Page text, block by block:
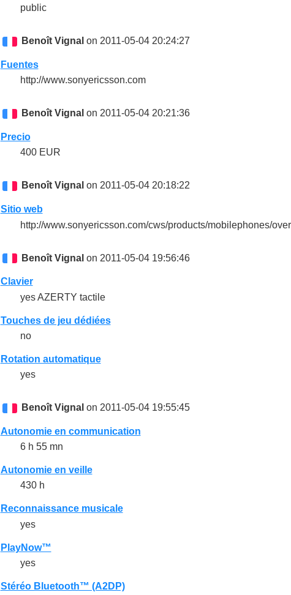
public
Benoît Vignal on 2011-05-04 20:24:27
Fuentes
http://www.sonyericsson.com
Benoît Vignal on 2011-05-04 20:21:36
Precio
400 EUR
Benoît Vignal on 2011-05-04 20:18:22
Sitio web
http://www.sonyericsson.com/cws/products/mobilephones/
Benoît Vignal on 2011-05-04 19:56:46
Clavier
yes AZERTY tactile
Touches de jeu dédiées
no
Rotation automatique
yes
Benoît Vignal on 2011-05-04 19:55:45
Autonomie en communication
6 h 55 mn
Autonomie en veille
430 h
Reconnaissance musicale
yes
PlayNow™
yes
Stéréo Bluetooth™ (A2DP)